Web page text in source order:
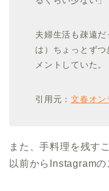
夫婦生活も疎遠
は）ちょっとず
メントしていた。
引用元：文春オン
また、手料理を残す
以前からInstagramの